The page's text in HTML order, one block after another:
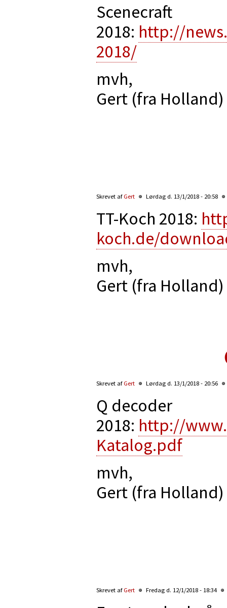
Scenecraft
2018: http://
2018/
mvh,
Gert (fra Holland)
Skrevet af Gert Lørdag d. 13/1/2018 - 20:58
TT-Koch 2018:
koch.de/
mvh,
Gert (fra Holland)
Skrevet af Gert Lørdag d. 13/1/2018 - 20:56
Q decoder
2018: http://
Katalog.pdf
mvh,
Gert (fra Holland)
Skrevet af Gert Fredag d. 12/1/2018 - 18:34